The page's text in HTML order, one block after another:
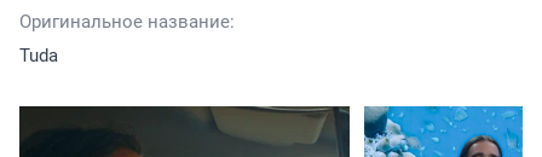
Оригинальное название:
Tuda